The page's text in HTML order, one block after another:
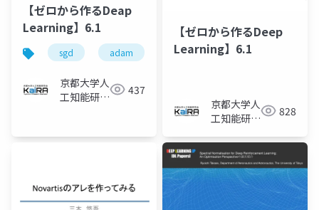
【ゼロから作るDeap
Learning】6.1
sgd adam
京都大学人
工知能研究
437
【ゼロから作るDeep
Learning】6.1
京都大学人
工知能研究
828